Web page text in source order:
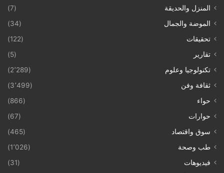
المنزل والحديقة
(7)
الموضة والجمال
(34)
تحقيقات
(122)
تقارير
(5)
تكنولوجيا وعلوم
(2٬289)
ثقافة وفن
(3٬499)
حواء
(866)
حوارات
(67)
سوق واقتصاد
(465)
طب وصحة
(1٬026)
فيديوهات
(31)